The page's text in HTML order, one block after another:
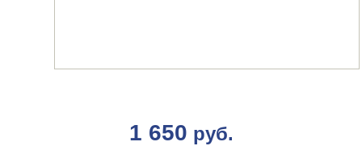
1 650 руб.